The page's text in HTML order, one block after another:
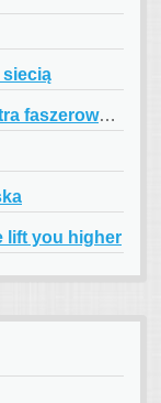
siecią
papryczki
lift you higher